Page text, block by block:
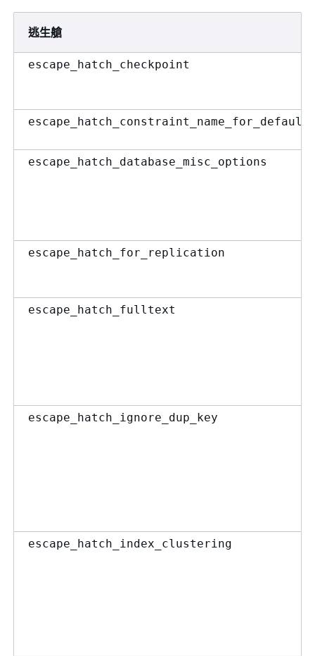
逃生艙
escape_hatch_checkpoint
escape_hatch_constraint_name_for_default
escape_hatch_database_misc_options
escape_hatch_for_replication
escape_hatch_fulltext
escape_hatch_ignore_dup_key
escape_hatch_index_clustering